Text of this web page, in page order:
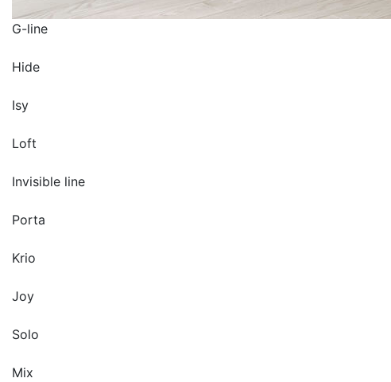
G-line
Hide
Isy
Loft
Invisible line
Porta
Krio
Joy
Solo
Mix